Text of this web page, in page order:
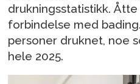
drukningsstatistikk.
forbindelse med
personer druknet, noe
hele 2025.